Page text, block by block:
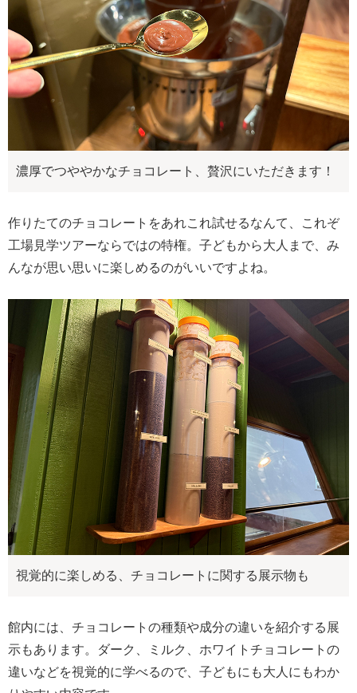
濃厚でつややかなチョコレート、贅沢にいただきます！
作りたてのチョコレートをあれこれ試せるなんて、これぞ
工場見学ツアーならではの特権。子どもから大人まで、み
んなが思い思いに楽しめるのがいいですよね。
視覚的に楽しめる、チョコレートに関する展示物も
館内には、チョコレートの種類や成分の違いを紹介する展
示もあります。ダーク、ミルク、ホワイトチョコレートの
違いなどを視覚的に学べるので、子どもにも大人にもわか